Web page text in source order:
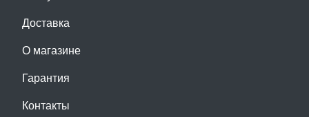
Доставка
О магазине
Гарантия
Контакты